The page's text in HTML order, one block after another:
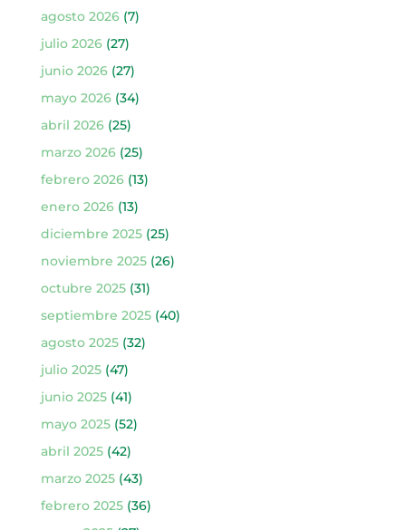
agosto 2026(7)
julio 2026(27)
junio 2026(27)
mayo 2026(34)
abril 2026(25)
marzo 2026(25)
febrero 2026(13)
enero 2026(13)
diciembre 2025(25)
noviembre 2025(26)
octubre 2025(31)
septiembre 2025(40)
agosto 2025(32)
julio 2025(47)
junio 2025(41)
mayo 2025(52)
abril 2025(42)
marzo 2025(43)
febrero 2025(36)